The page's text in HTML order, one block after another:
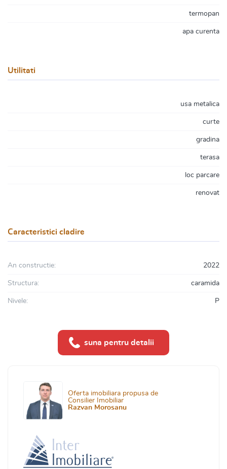
termopan
apa curenta
Utilitati
usa metalica
curte
gradina
terasa
loc parcare
renovat
Caracteristici cladire
An constructie: 2022
Structura: caramida
Nivele: P
suna pentru detalii
Oferta imobiliara propusa de
Consilier Imobiliar
Razvan Morosanu